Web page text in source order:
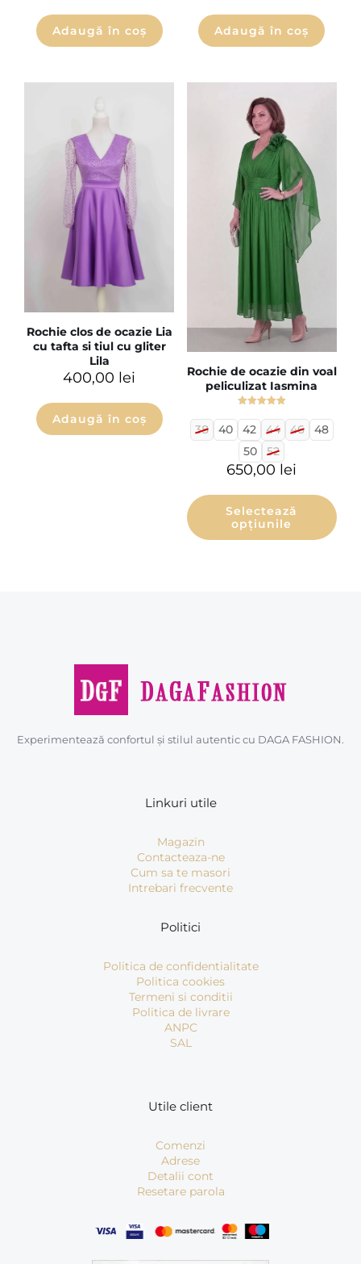
Adaugă în coș Adaugă în coș
Rochie clos de ocazie Lia
cu tafta si tiul cu gliter
Lila
400,00 lei
Adaugă în coș
Rochie de ocazie din voal
peliculizat Iasmina
5.00
din 5
38 40 42 44 46
48
50
52
650,00 lei
Selectează
opțiunile
Experimentează confortul și stilul autentic cu DAGA FASHION.
Linkuri utile
Magazin
Contacteaza-ne
Cum sa te masori
Intrebari frecvente
Politici
Politica de confidentialitate
Politica cookies
Termeni si conditii
Politica de livrare
ANPC
SAL
Utile client
Comenzi
Adrese
Detalii cont
Resetare parola